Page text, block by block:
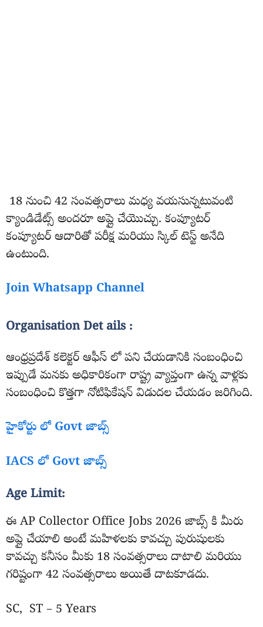
18 నుంచి 42 సంవత్సరాలు మధ్య వయసున్నటువంటి
క్యాండిడేట్స్ అందరూ అప్లై చేయొచ్చు. కంప్యూటర్
కంప్యూటర్ ఆదారితో పరీక్ష మరియు స్కిల్ టెస్ట్ అనేది
ఉంటుంది.
Join Whatsapp Channel
Organisation Det ails :
ఆంధ్రప్రదేశ్ కలెక్టర్ ఆఫీస్ లో పని చేయడానికి సంబంధించి
ఇప్పుడే మనకు అధికారికంగా రాష్ట్ర వ్యాప్తంగా ఉన్న వాళ్లకు
సంబంధించి కొత్తగా నోటిఫికేషన్ విడుదల చేయడం జరిగింది.
హైకోర్టు లో Govt జాబ్స్
IACS లో Govt జాబ్స్
Age Limit:
ఈ AP Collector Office Jobs 2026 జాబ్స్ కి మీరు
అప్లై చేయాలి అంటే మహిళలకు కావచ్చు పురుషులకు
కావచ్చు కనీసం మీకు 18 సంవత్సరాలు దాటాలి మరియు
గరిష్టంగా 42 సంవత్సరాలు అయితే దాటకూడదు.
SC, ST – 5 Years